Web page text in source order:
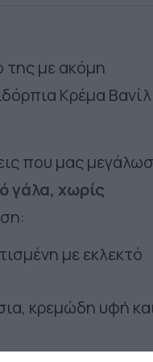
της με ακόμη
Κρέμα
που μας
γάλα, χωρίς
με εκλεκτό
κρεμώδη υφή